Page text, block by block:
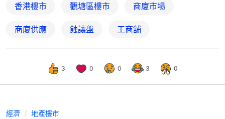
香港樓市 觀塘區樓市 商廈市場
商廈供應 蝕讓盤 工商舖
3 0 0 3 0
經濟 地產樓市